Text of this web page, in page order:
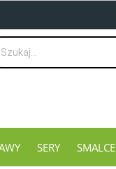
SERY SMALCE